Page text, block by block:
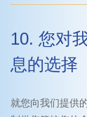
10. 您对
息的选择
就您向我们提供